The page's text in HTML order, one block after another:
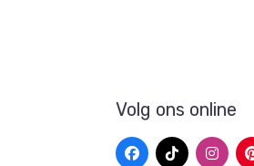
Volg ons online